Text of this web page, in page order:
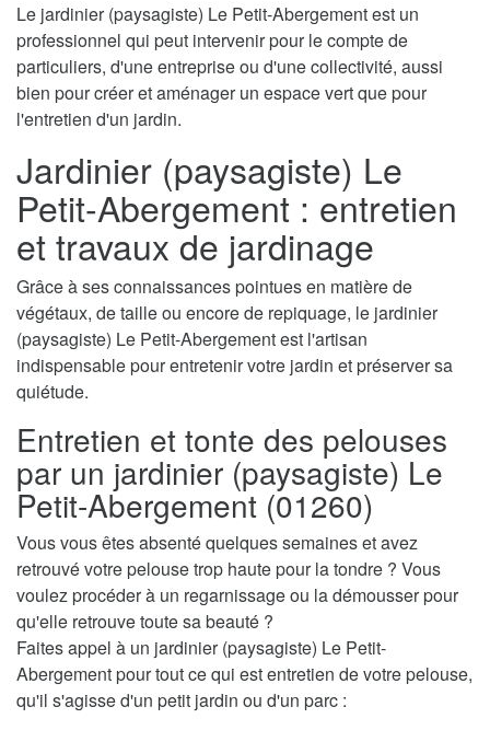
Le jardinier (paysagiste) Le Petit-Abergement est un
professionnel qui peut intervenir pour le compte de
particuliers, d'une entreprise ou d'une collectivité, aussi
bien pour créer et aménager un espace vert que pour
l'entretien d'un jardin.
Jardinier (paysagiste) Le
Petit-Abergement : entretien
et travaux de jardinage
Grâce à ses connaissances pointues en matière de
végétaux, de taille ou encore de repiquage, le jardinier
(paysagiste) Le Petit-Abergement est l'artisan
indispensable pour entretenir votre jardin et préserver sa
quiétude.
Entretien et tonte des pelouses
par un jardinier (paysagiste) Le
Petit-Abergement (01260)
Vous vous êtes absenté quelques semaines et avez
retrouvé votre pelouse trop haute pour la tondre ? Vous
voulez procéder à un regarnissage ou la démousser pour
qu'elle retrouve toute sa beauté ?
Faites appel à un jardinier (paysagiste) Le Petit-
Abergement pour tout ce qui est entretien de votre pelouse,
qu'il s'agisse d'un petit jardin ou d'un parc :